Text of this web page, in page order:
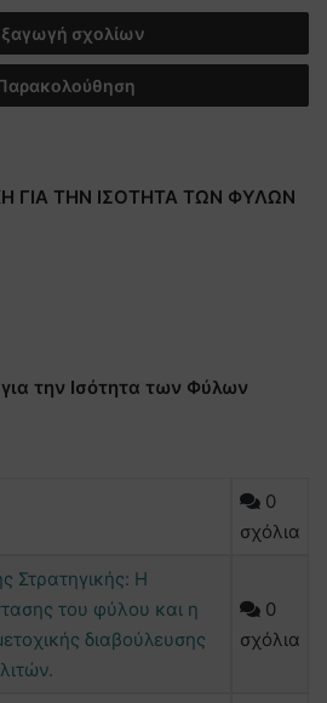
σχολίων
ΓΙΑ ΤΗΝ ΙΣΟΤΗΤΑ ΤΩΝ ΦΥΛΩΝ
την Ισότητα των Φύλων
0
σχόλια
Στρατηγικής: Η
του φύλου και η
διαβούλευσης
0
σχόλια